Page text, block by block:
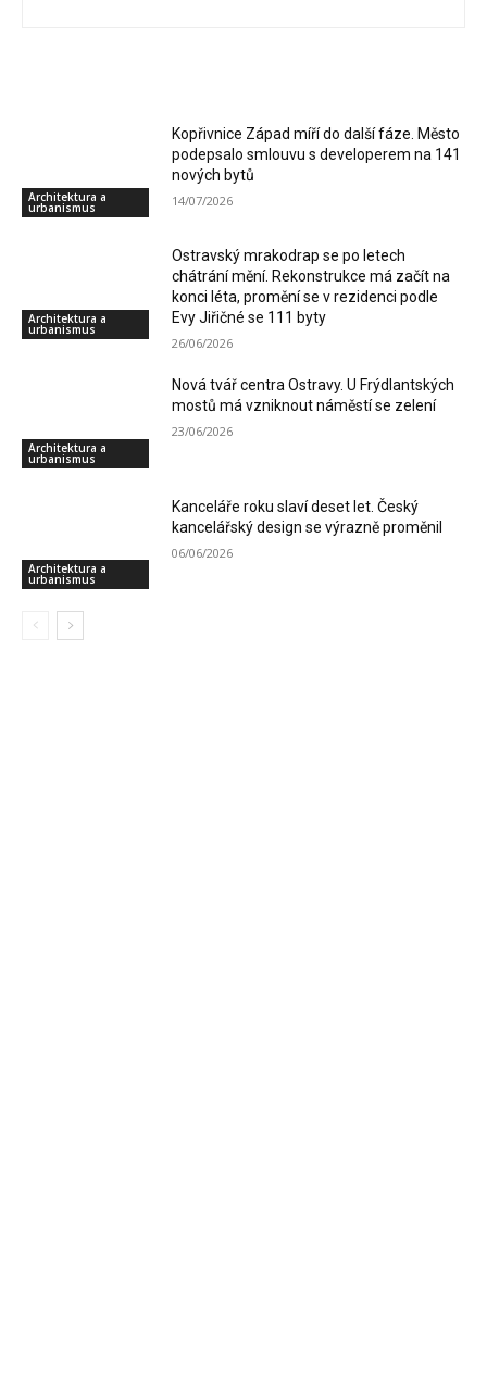
Architektura a
urbanismus
Kopřivnice Západ míří do další fáze. Město
podepsalo smlouvu s developerem na 141
nových bytů
14/07/2026
Architektura a
urbanismus
Ostravský mrakodrap se po letech
chátrání mění. Rekonstrukce má začít na
konci léta, promění se v rezidenci podle
Evy Jiřičné se 111 byty
26/06/2026
Architektura a
urbanismus
Nová tvář centra Ostravy. U Frýdlantských
mostů má vzniknout náměstí se zelení
23/06/2026
Architektura a
urbanismus
Kanceláře roku slaví deset let. Český
kancelářský design se výrazně proměnil
06/06/2026